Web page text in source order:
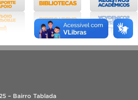
– Bairro Tablada